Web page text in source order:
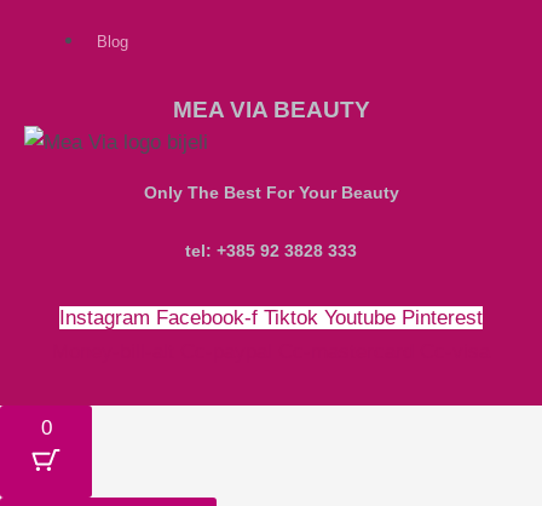
Blog
MEA VIA BEAUTY
Only The Best For Your Beauty
tel: +385 92 3828 333
Instagram Facebook-f Tiktok Youtube Pinterest
0